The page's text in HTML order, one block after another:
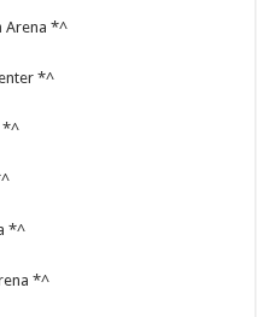
Arena *^
*^
*^
*^
*^